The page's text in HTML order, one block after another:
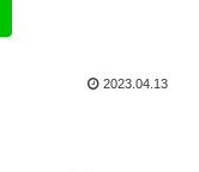
2023.04.13